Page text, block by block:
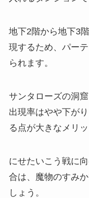
地下2階から地下3
現するため、パー
られます。
サンタローズの洞
出現率はやや下が
る点が大きなメリッ
にせたいこう戦に
合は、魔物のすみ
しょう。